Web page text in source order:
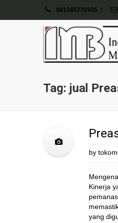
081385776935 /
Tag: jual
by
Kinerja
yang